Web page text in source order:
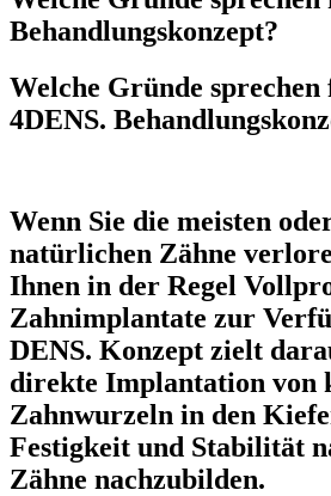
Behandlungskonzept?
Welche Gründe sprechen
4DENS.
Wenn Sie die meisten
natürlichen Zähne
Ihnen in der Regel
Zahnimplantate zur
DENS. Konzept zielt
direkte Implantation von
Zahnwurzeln in den
Festigkeit und Stabilität
Zähne nachzubilden.